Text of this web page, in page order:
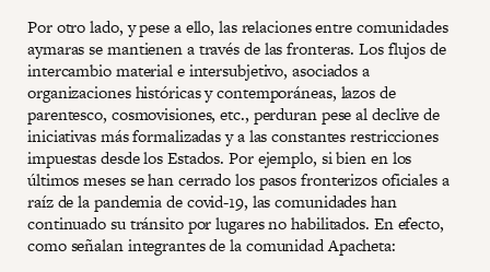
Por otro lado, y pese a ello, las relaciones entre comunidades
aymaras se mantienen a través de las fronteras. Los flujos de
intercambio material e intersubjetivo, asociados a
organizaciones históricas y contemporáneas, lazos de
parentesco, cosmovisiones, etc., perduran pese al declive de
iniciativas más formalizadas y a las constantes restricciones
impuestas desde los Estados. Por ejemplo, si bien en los
últimos meses se han cerrado los pasos fronterizos oficiales a
raíz de la pandemia de covid-19, las comunidades han
continuado su tránsito por lugares no habilitados. En efecto,
como señalan integrantes de la comunidad Apacheta: